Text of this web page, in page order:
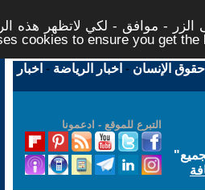
الزر - موافق - لكي لاتظهر هذه
cookies to ensure you get
حقوق الإنسان - اخبار الرياضة - اخبار
التبرع للموقع - ادعمونا
"